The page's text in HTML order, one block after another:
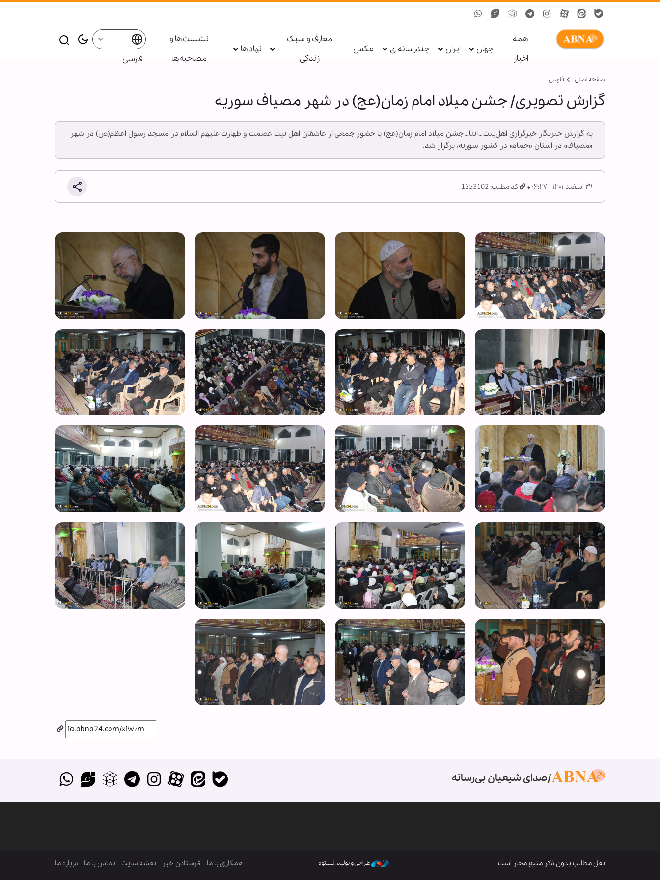
همه
اخبار
جهان ایران چندرسانه‌ای عکس
معارف و سبک
زندگی
نهادها
نشست‌ها و
مصاحبه‌ها
فارسی
صفحه اصلی فارسی
گزارش تصویری/ جشن میلاد امام زمان(عج) در شهر مصیاف سوریه
به گزارش خبرنگار خبرگزاری اهل‌بیت ـ ابنا ـ جشن میلاد امام زمان(عج) با حضور جمعی از عاشقان اهل بیت عصمت و طهارت علیهم السلام در مسجد رسول اعظم(ص) در شهر
«مصیاف» در استان «حماه» در کشور سوریه، برگزار شد.
۲۹ اسفند ۱۴۰۱ - ۰۶:۴۷ کد مطلب: 1353102
صدای شیعیان بی‌رسانه
نقل مطالب بدون ذکر منبع مجاز است طراحی و تولید: نستوه همکاری با ما فرستادن خبر نقشه سایت تماس با ما درباره ما